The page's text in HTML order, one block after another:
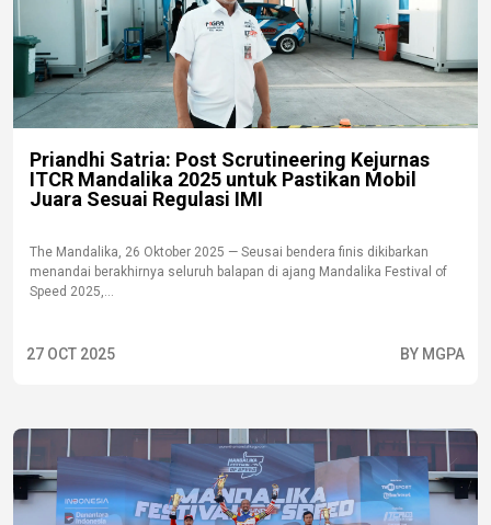
Priandhi Satria: Post Scrutineering Kejurnas
ITCR Mandalika 2025 untuk Pastikan Mobil
Juara Sesuai Regulasi IMI
The Mandalika, 26 Oktober 2025 — Seusai bendera finis dikibarkan
menandai berakhirnya seluruh balapan di ajang Mandalika Festival of
Speed 2025,...
27 OCT 2025 BY MGPA